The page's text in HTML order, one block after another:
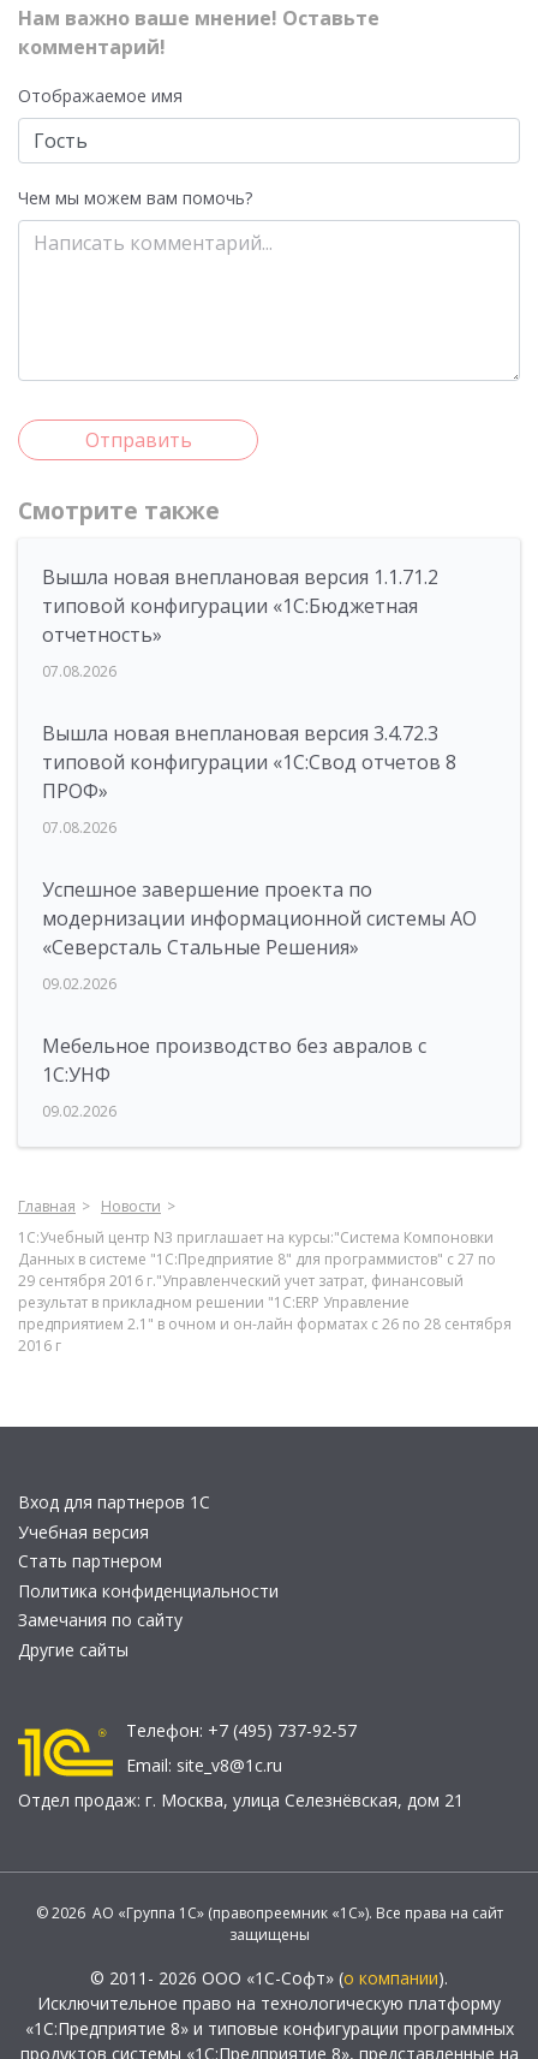
Нам важно ваше мнение! Оставьте
комментарий!
Отображаемое имя
Чем мы можем вам помочь?
Отправить
Смотрите также
Вышла новая внеплановая версия 1.1.71.2
типовой конфигурации «1C:Бюджетная
отчетность»
07.08.2026
Вышла новая внеплановая версия 3.4.72.3
типовой конфигурации «1C:Свод отчетов 8
ПРОФ»
07.08.2026
Успешное завершение проекта по
модернизации информационной системы АО
«Северсталь Стальные Решения»
09.02.2026
Мебельное производство без авралов с
1С:УНФ
09.02.2026
Главная
Новости
1С:Учебный центр N3 приглашает на курсы:"Система Компоновки
Данных в системе "1С:Предприятие 8" для программистов" с 27 по
29 сентября 2016 г."Управленческий учет затрат, финансовый
результат в прикладном решении "1С:ERP Управление
предприятием 2.1" в очном и он-лайн форматах с 26 по 28 сентября
2016 г
Вход для партнеров 1С
Учебная версия
Стать партнером
Политика конфиденциальности
Замечания по сайту
Другие сайты
Телефон: +7 (495) 737-92-57
Email: site_v8@1c.ru
Отдел продаж: г. Москва, улица Селезнёвская, дом 21
© 2026 АО «Группа 1С» (правопреемник «1С»). Все права на сайт
защищены
© 2011- 2026 ООО «1С-Софт» (о компании).
Исключительное право на технологическую платформу
«1С:Предприятие 8» и типовые конфигурации программных
продуктов системы «1С:Предприятие 8», представленные на